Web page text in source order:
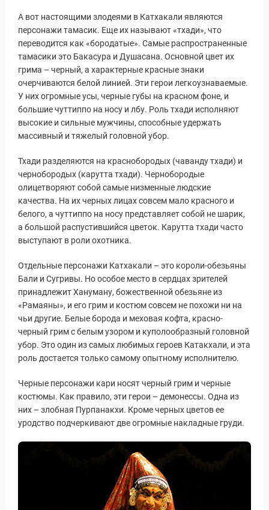
А вот настоящими злодеями в Катхакали являются
персонажи тамасик. Еще их называют «тхади», что
переводится как «бородатые». Самые распространенные
тамасики это Бакасура и Душасана. Основной цвет их
грима – черный, а характерные красные знаки
очерчиваются белой линией. Эти герои легкоузнаваемые.
У них огромные усы, черные губы на красном фоне, и
большие чуттиппо на носу и лбу. Роль тхади исполняют
высокие и сильные мужчины, способные удержать
массивный и тяжелый головной убор.
Тхади разделяются на краснобородых (чаванду тхади) и
чернобородых (карутта тхади). Чернобородые
олицетворяют собой самые низменные людские
качества. На их черных лицах совсем мало красного и
белого, а чуттиппо на носу представляет собой не шарик,
а большой распустившийся цветок. Карутта тхади часто
выступают в роли охотника.
Отдельные персонажи Катхакали – это короли-обезьяны
Бали и Сугривы. Но особое место в сердцах зрителей
принадлежит Хануману, божественной обезьяне из
«Рамаяны», и его грим и костюм совсем не похожи ни на
чьи другие. Белые борода и меховая кофта, красно-
черный грим с белым узором и куполообразный головной
убор. Это один из самых любимых героев Катакхали, и эта
роль достается только самому опытному исполнителю.
Черные персонажи кари носят черный грим и черные
костюмы. Как правило, эти герои – демонессы. Одна из
них – злобная Пурпанакхи. Кроме черных цветов ее
уродство подчеркивают две огромные накладные груди.